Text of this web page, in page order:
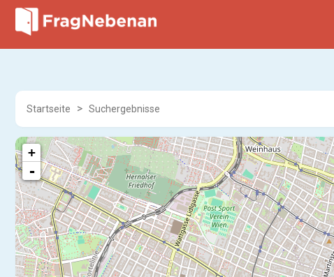
Startseite Suchergebnisse
+
-